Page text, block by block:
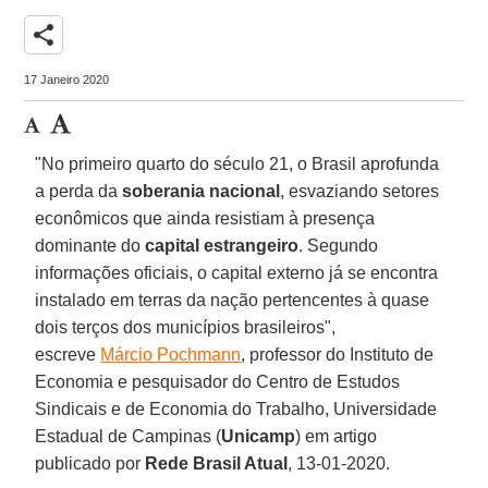
share
17 Janeiro 2020
"No primeiro quarto do século 21, o Brasil aprofunda
a perda dasoberania nacional , esvaziando setores
econômicos que ainda resistiam à presença
dominante docapital estrangeiro. Segundo
informações oficiais, o capital externo já se encontra
instalado em terras da nação pertencentes à quase
dois terços dos municípios brasileiros",
escreve Márcio Pochmann, professor do Instituto de
Economia e pesquisador do Centro de Estudos
Sindicais e de Economia do Trabalho, Universidade
Estadual de Campinas (Unicamp) em artigo
publicado por Rede Brasil Atual , 13-01-2020.